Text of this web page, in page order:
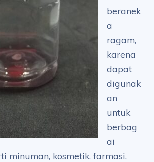
beranek
a
ragam,
karena
dapat
digunak
an
untuk
berbag
ai
minuman, kosmetik, farmasi,